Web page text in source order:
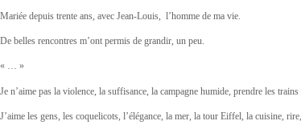
Mariée depuis trente ans, avec Jean-Louis, l’homme de ma vie.
De belles rencontres m’ont permis de grandir, un peu.
« … »
Je n’aime pas la violence, la suffisance, la campagne humide, prendre les trains
J’aime les gens, les coquelicots, l’élégance, la mer, la tour Eiffel, la cuisine,